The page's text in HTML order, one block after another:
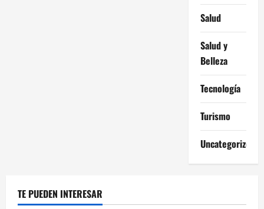
Salud
Salud y
Belleza
Tecnología
Turismo
Uncategorized
TE PUEDEN INTERESAR
Negocios